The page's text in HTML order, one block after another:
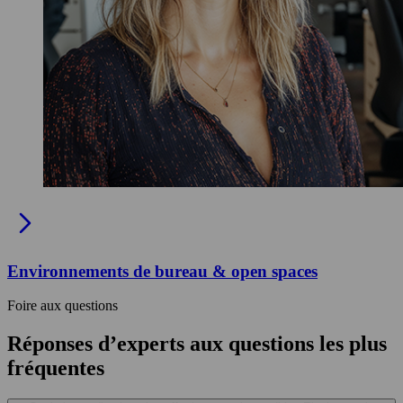
Environnements de bureau & open spaces
Foire aux questions
Réponses d’experts aux questions les plus
fréquentes